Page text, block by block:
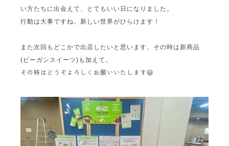
い方たちに出会えて、とてもいい日になりました。
行動は大事ですね。新しい世界がひらけます！
また次回もどこかで出店したいと思います。その時は新商品
(ビーガンスイーツ)も加えて。
その時はどうぞよろしくお願いいたします😃